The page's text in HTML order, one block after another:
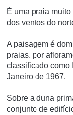
É uma praia
dos ventos do
A paisagem é
praias, por
classificado como
Janeiro de 1967.
Sobre a duna
conjunto de